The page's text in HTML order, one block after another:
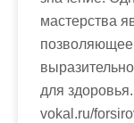
мастерства
позволяющее
для
vokal.ru/